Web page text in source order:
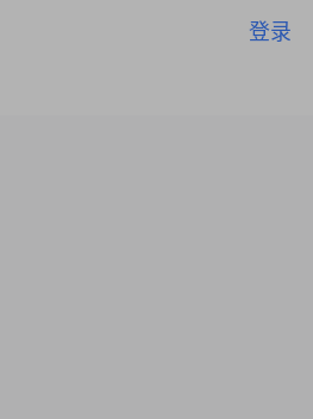
登录